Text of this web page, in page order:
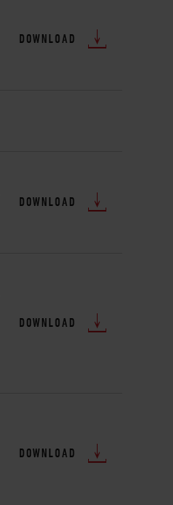
DOWNLOAD
DOWNLOAD
DOWNLOAD
DOWNLOAD